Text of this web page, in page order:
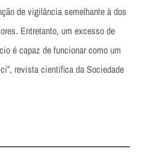
de vigilância semelhante à dos
Entretanto, um excesso de
é capaz de funcionar como um
revista científica da Sociedade